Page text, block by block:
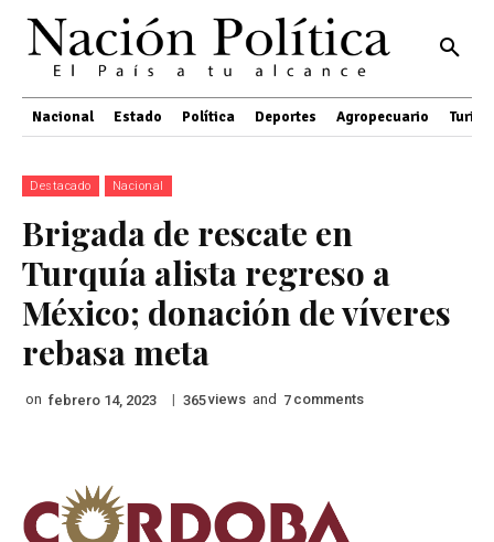
Nacional Estado Política Deportes Agropecuario
Destacado Nacional
Brigada de rescate en
Turquía alista regreso a
México; donación de víveres
rebasa meta
on febrero 14, 2023 | 365views and 7 comments